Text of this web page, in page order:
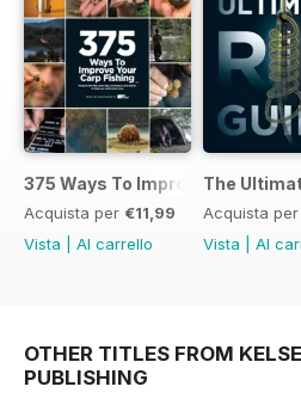
375 Ways To Improve Carp
Acquista per €11,99
Vista
Al carrello
The
Acquista per
Vista
Al
OTHER TITLES FROM
PUBLISHING